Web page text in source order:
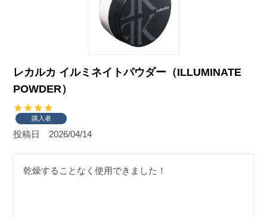
レカルカ イルミネイトパウダー（ILLUMINATE
POWDER）
購入者
投稿日 2026/04/14
乾燥することなく使用できました！